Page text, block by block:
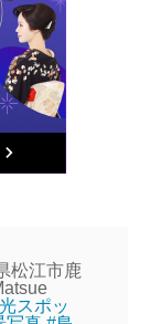
松江市鹿
スポッ